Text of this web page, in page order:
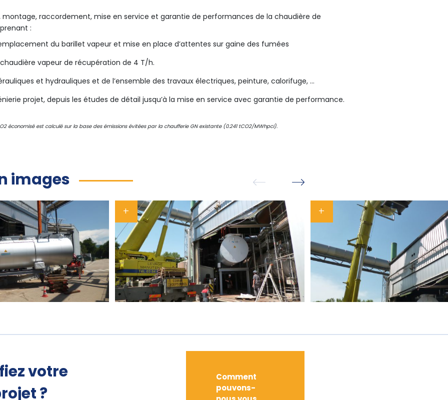
raccordement, mise en service et garantie de performances de la chaudière de
:
du barillet vapeur et mise en place d’attentes sur gaine des fumées
vapeur de récupération de 4 T/h.
et hydrauliques et de l’ensemble des travaux électriques, peinture, calorifuge, …
projet, depuis les études de détail jusqu’à la mise en service avec garantie de performance.
économisé est calculé sur la base des émissions évitées par la chaufferie GN existante (0.241 tCO2/MWhpci).
images
votre
?
Comment
pouvons-